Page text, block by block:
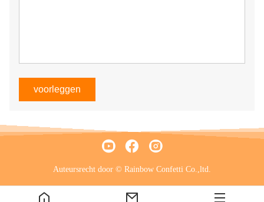
voorleggen
Auteursrecht door © Rainbow Confetti Co.,ltd.